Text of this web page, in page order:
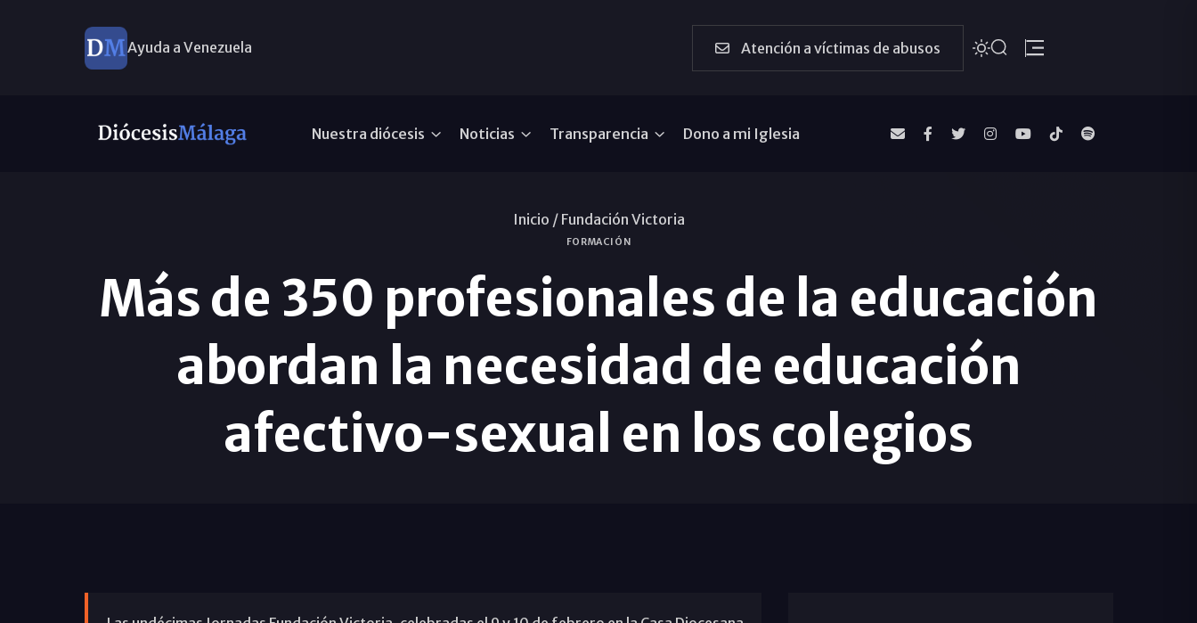
Ayuda a Venezuela Atención a víctimas de abusos
Nuestra diócesis Noticias Transparencia Dono a mi Iglesia
Inicio / Fundación Victoria
FORMACIÓN
Más de 350 profesionales de la educación
abordan la necesidad de educación
afectivo-sexual en los colegios